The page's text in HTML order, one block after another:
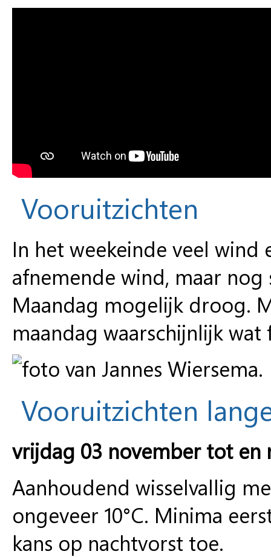
Vooruitzichten
In het weekeinde veel
afnemende wind, maar
Maandag mogelijk droog.
maandag waarschijnlijk wat
Vooruitzichten
vrijdag 03 november tot en
Aanhoudend wisselvallig
ongeveer 10°C. Minima
kans op nachtvorst toe.